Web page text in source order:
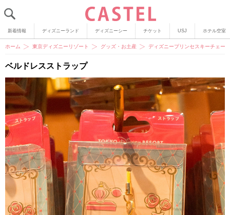
新着情報 ディズニーランド ディズニーシー チケット USJ ホテル空室
ホーム 東京ディズニーリゾート グッズ・お土産 ディズニープリンセスキーチェー
ベルドレスストラップ